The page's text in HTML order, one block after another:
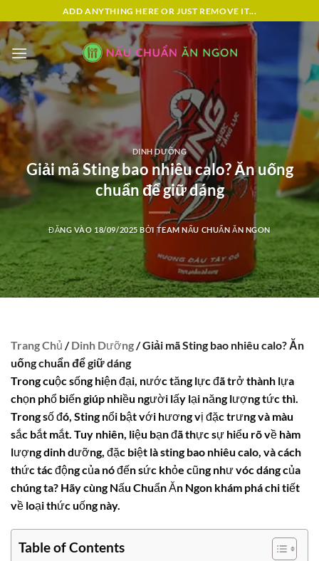
qua
nội
dung
ADD ANYTHING HERE OR JUST REMOVE IT...
DINH DƯỠNG
Giải mã Sting bao nhiêu calo? Ăn uống
chuẩn để giữ dáng
ĐĂNG VÀO 18/09/2025 BỞITEAM NẤU CHUẨN ĂN NGON
Trang Chủ /Dinh Dưỡng/ Giải mã Sting bao nhiêu calo? Ăn
uống chuẩn để giữ dáng
Trong cuộc sống hiện đại, nước tăng lực đã trở thành lựa
chọn phổ biến giúp nhiều người lấy lại năng lượng tức thì.
Trong số đó, Stingnổi bật với hương vị đặc trưng và màu
sắc bắt mắt. Tuy nhiên, liệu bạn đã thực sự hiểu rõ về hàm
lượng dinh dưỡng, đặc biệt làsting bao nhiêu calo, và cách
thức tác động của nó đến sức khỏe cũng như vóc dáng của
chúng ta? Hãy cùng Nấu Chuẩn Ăn Ngon khám phá chi tiết
về loại thức uống này.
Table of Contents